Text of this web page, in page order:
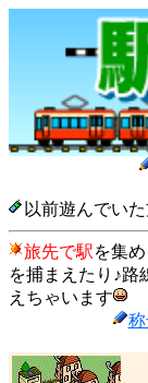
以前遊んでい
旅先で駅を集
を捕まえたり♪路
えちゃいます